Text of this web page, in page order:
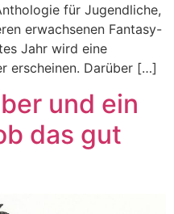
für Jugendliche,
erwachsenen Fantasy-
Jahr wird eine
erscheinen. Darüber […]
und ein
das gut